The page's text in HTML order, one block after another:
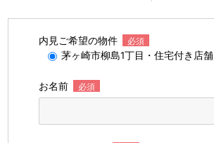
内見ご希望の物件 必須
茅ヶ崎市柳島1丁目・住宅付き店舗
お名前 必須